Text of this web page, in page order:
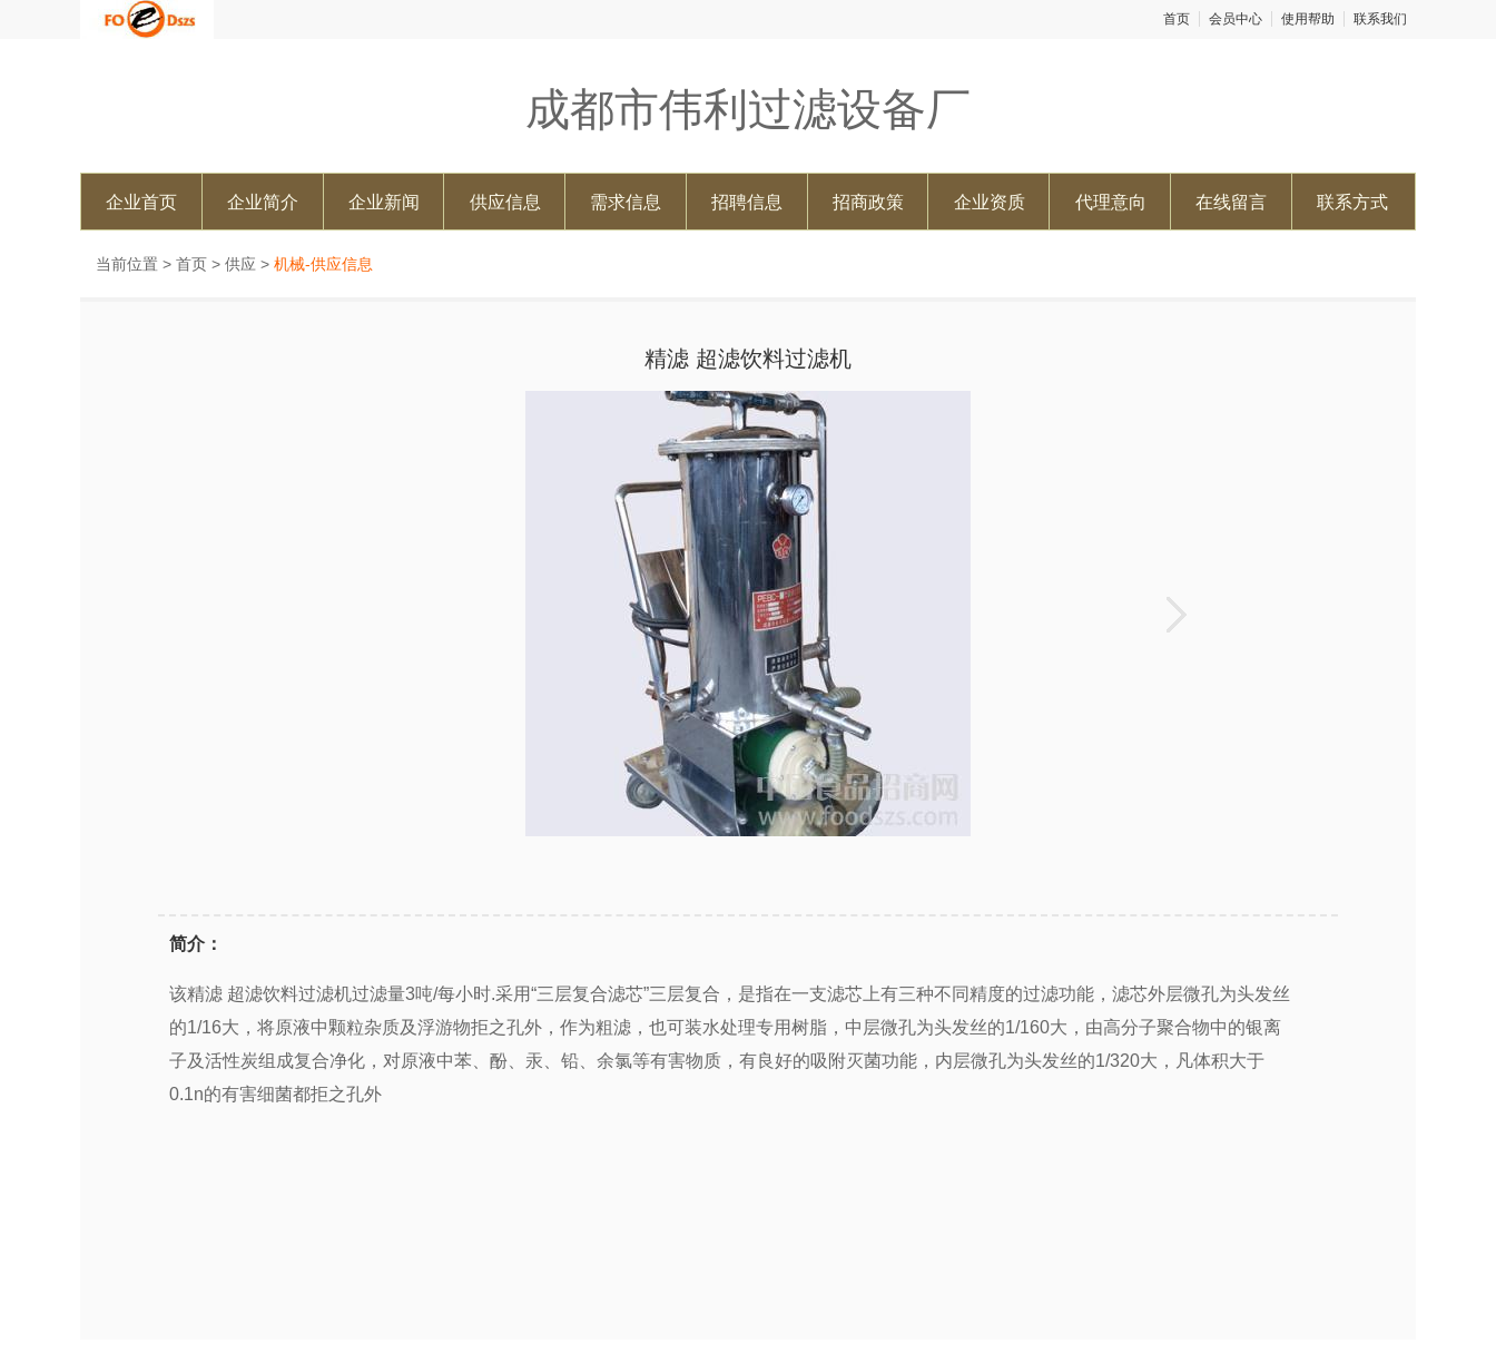
首页 会员中心 使用帮助 联系我们
成都市伟利过滤设备厂
企业首页 企业简介 企业新闻 供应信息 需求信息 招聘信息 招商政策 企业资质 代理意向 在线留言 联系方式
当前位置 > 首页 > 供应 > 机械-供应信息
精滤 超滤饮料过滤机
简介：
该精滤 超滤饮料过滤机过滤量3吨/每小时.采用“三层复合滤芯”三层复合，是指在一支滤芯上有三种不同精度的过滤功能，滤芯外层微孔为头发丝
的1/16大，将原液中颗粒杂质及浮游物拒之孔外，作为粗滤，也可装水处理专用树脂，中层微孔为头发丝的1/160大，由高分子聚合物中的银离
子及活性炭组成复合净化，对原液中苯、酚、汞、铅、余氯等有害物质，有良好的吸附灭菌功能，内层微孔为头发丝的1/320大，凡体积大于
0.1n的有害细菌都拒之孔外